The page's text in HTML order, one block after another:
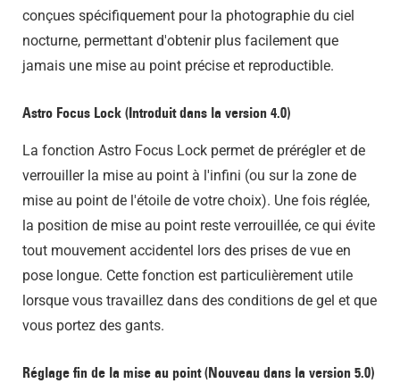
conçues spécifiquement pour la photographie du ciel
nocturne, permettant d'obtenir plus facilement que
jamais une mise au point précise et reproductible.
Astro Focus Lock (Introduit dans la version 4.0)
La fonction Astro Focus Lock permet de prérégler et de
verrouiller la mise au point à l'infini (ou sur la zone de
mise au point de l'étoile de votre choix). Une fois réglée,
la position de mise au point reste verrouillée, ce qui évite
tout mouvement accidentel lors des prises de vue en
pose longue. Cette fonction est particulièrement utile
lorsque vous travaillez dans des conditions de gel et que
vous portez des gants.
Réglage fin de la mise au point (Nouveau dans la version 5.0)